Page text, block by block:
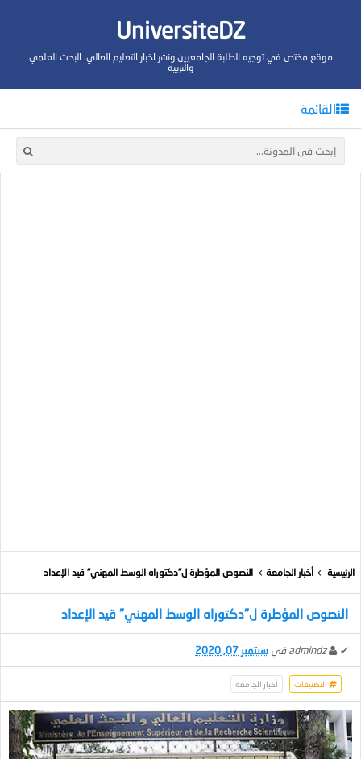
UniversiteDZ
موقع مختص في توجيه الطلبة الجامعيين ونشر اخبار التعليم العالي، البحث العلمي
والتربية
القائمة
الرئيسية أخبار الجامعة النصوص المؤطرة ل"دكتوراه الوسط المهني" قيد الإعداد
النصوص المؤطرة ل"دكتوراه الوسط المهني" قيد الإعداد
✔
admindz في سبتمبر 07, 2020
التصنيفات أخبار الجامعة